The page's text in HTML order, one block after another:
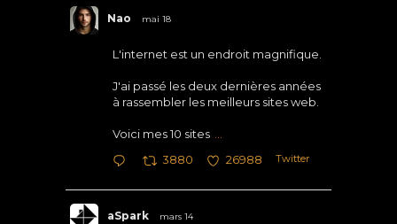
Nao mai 18
L'internet est un endroit magnifique.
J'ai passé les deux dernières années
à rassembler les meilleurs sites web.
Voici mes 10 sites
3880 26988 Twitter
aSpark mars 14